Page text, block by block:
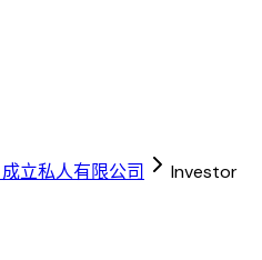
立私人有限公司
Investor